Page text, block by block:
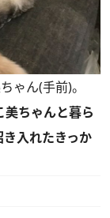
ゃん(手前)。
ちゃんと暮ら
入れたきっか